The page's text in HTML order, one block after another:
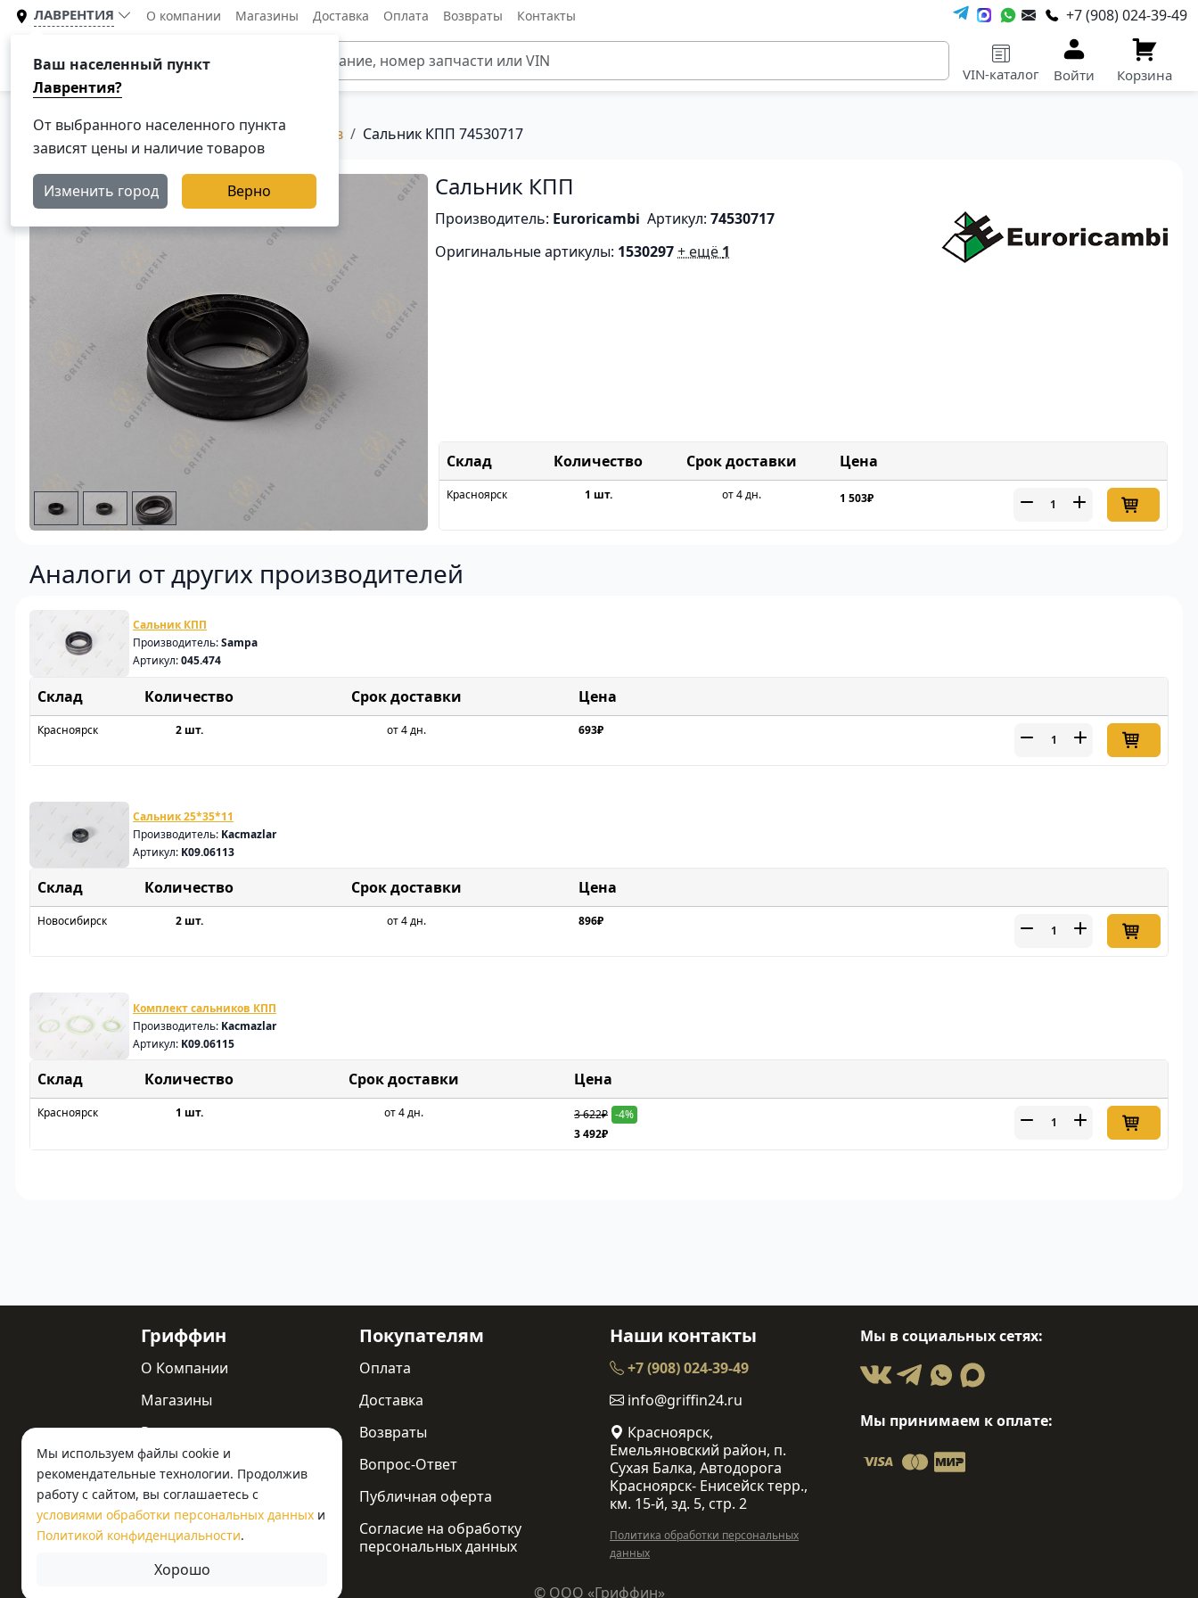
ЛАВРЕНТИЯ
Ваш населенный пункт
Лаврентия?
От выбранного населенного пункта
зависят цены и наличие товаров
Изменить город Верно
О компании Магазины Доставка Оплата Возвраты Контакты +7 (908) 024-39-49
Каталог
VIN-каталог Войти Корзина
Главная Каталог Сальники для грузовиков Сальник КПП 74530717
Сальник КПП
Производитель: Euroricambi Артикул:74530717
Оригинальные артикулы: 1530297+ ещё 1
Склад Срок доставки Цена
Красноярск 1 шт. от 4 дн. 1 503₽
Аналоги от других производителей
Сальник КПП
Производитель:Sampa
Артикул:045.474
Склад Срок доставки Цена
Красноярск 2 шт. от 4 дн. 693₽
Сальник 25*35*11
Производитель: Kacmazlar
Артикул: K09.06113
Склад Срок доставки Цена
Новосибирск 2 шт. от 4 дн. 896₽
Комплект сальников КПП
Производитель: Kacmazlar
Артикул: K09.06115
Склад Срок доставки Цена
Красноярск 1 шт. от 4 дн. 3 622₽ -4%
3 492₽
Мы используем файлы cookie и
рекомендательные технологии. Продолжив
работу с сайтом, вы соглашаетесь с
условиями обработки персональных данных и
Политикой конфиденциальности.
Хорошо
Гриффин
О Компании
Магазины
Реквизиты
Статьи
Новости
Контакты
Покупателям
Оплата
Доставка
Возвраты
Вопрос-Ответ
Публичная оферта
Согласие на обработку
персональных данных
Наши контакты
+7 (908) 024-39-49
info@griffin24.ru
Красноярск,
Емельяновский район, п.
Сухая Балка, Автодорога
Красноярск- Енисейск терр.,
км. 15-й, зд. 5, стр. 2
Политика обработки персональных
данных
Мы в социальных сетях:
Мы принимаем к оплате:
© ООО «Гриффин»